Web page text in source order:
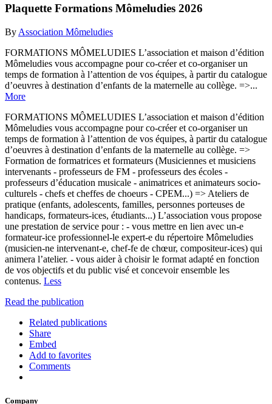
Plaquette Formations Mômeludies 2026
By Association Mômeludies
FORMATIONS MÔMELUDIES L’association et maison d’édition
Mômeludies vous accompagne pour co-créer et co-organiser un
temps de formation à l’attention de vos équipes, à partir du catalogue
d’oeuvres à destination d’enfants de la maternelle au collège. =>...
More
FORMATIONS MÔMELUDIES L’association et maison d’édition
Mômeludies vous accompagne pour co-créer et co-organiser un
temps de formation à l’attention de vos équipes, à partir du catalogue
d’oeuvres à destination d’enfants de la maternelle au collège. =>
Formation de formatrices et formateurs (Musiciennes et musiciens
intervenants - professeurs de FM - professeurs des écoles -
professeurs d’éducation musicale - animatrices et animateurs socio-
culturels - chefs et cheffes de choeurs - CPEM...) => Ateliers de
pratique (enfants, adolescents, familles, personnes porteuses de
handicaps, formateurs-ices, étudiants...) L’association vous propose
une prestation de service pour : - vous mettre en lien avec un-e
formateur-ice professionnel-le expert-e du répertoire Mômeludies
(musicien-ne intervenant-e, chef-fe de chœur, compositeur-ices) qui
animera l’atelier. - vous aider à choisir le format adapté en fonction
de vos objectifs et du public visé et concevoir ensemble les
contenus. Less
Read the publication
Related publications
Share
Embed
Add to favorites
Comments
Company